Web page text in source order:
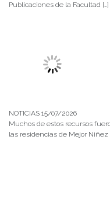
Publicaciones de la Facultad […]
NOTICIAS 15/07/2026
Muchos de estos recursos
las residencias de Mejor